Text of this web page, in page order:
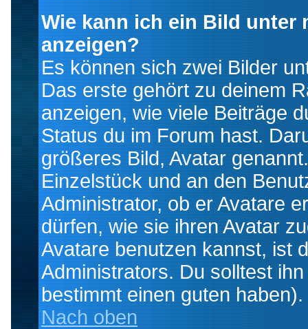
Wie kann ich ein Bild unter
anzeigen?
Es können sich zwei Bilder
Das erste gehört zu deinem
anzeigen, wie viele Beiträge
Status du im Forum hast.
größeres Bild, Avatar
Einzelstück und an den
Administrator, ob er Avatare
dürfen, wie sie ihren Avatar
Avatare benutzen kannst, ist
Administrators. Du solltest
bestimmt einen guten haben).
Nach oben